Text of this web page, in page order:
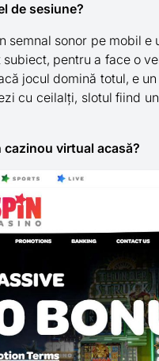
de sesiune?
sonor pe mobil
pentru a face o
jocul domină totul, e
cu ceilalți, slotul fiind
virtual acasă?